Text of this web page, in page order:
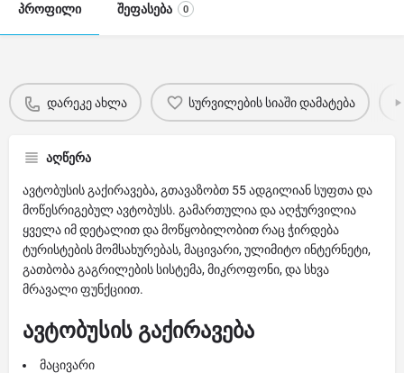
პროფილი შეფასება 0
დარეკე ახლა სურვილების სიაში დამატება
აღწერა
ავტობუსის გაქირავება, გთავაზობთ 55 ადგილიან სუფთა და
მოწესრიგებულ ავტობუსს. გამართულია და აღჭურვილია
ყველა იმ დეტალით და მოწყობილობით რაც ჭირდება
ტურისტების მომსახურებას, მაცივარი, ულიმიტო ინტერნეტი,
გათბობა გაგრილების სისტემა, მიკროფონი, და სხვა
მრავალი ფუნქციით.
ავტობუსის გაქირავება
მაცივარი